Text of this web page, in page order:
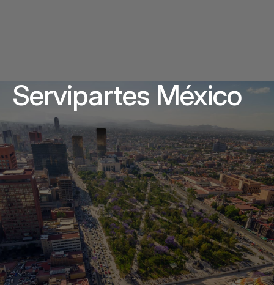
Servipartes México